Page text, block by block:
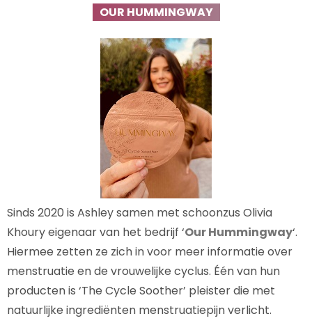
OUR HUMMINGWAY
Sinds 2020 is Ashley samen met schoonzus Olivia
Khoury eigenaar van het bedrijf ‘Our Hummingway‘.
Hiermee zetten ze zich in voor meer informatie over
menstruatie en de vrouwelijke cyclus. Één van hun
producten is ‘The Cycle Soother’ pleister die met
natuurlijke ingrediënten menstruatiepijn verlicht.